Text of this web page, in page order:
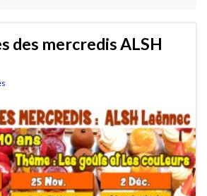
des mercredis ALSH